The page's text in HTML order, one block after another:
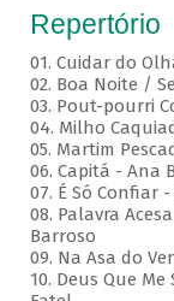
Repertório
01. Cuidar do
02. Boa Noite /
03. Pout-pourri
04. Milho
05. Martim
06. Capitá - Ana
07. É Só Confiar
08. Palavra
Barroso
09. Na Asa do
10. Deus Que